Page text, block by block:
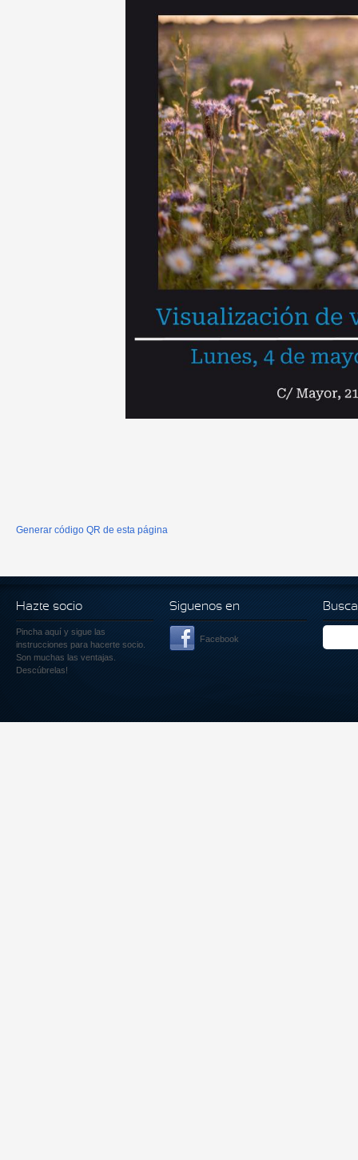
Generar código QR de esta página
Hazte socio
Pincha aquí y sigue las
instrucciones para hacerte socio.
Son muchas las ventajas.
Descúbrelas!
Siguenos en
Facebook